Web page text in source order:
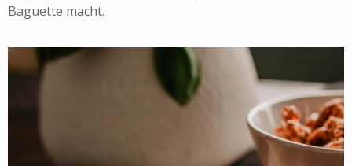
Baguette macht.